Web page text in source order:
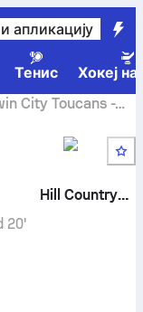
апликацију
Тенис
Хокеј
City Toucans-
Hill Country Lobos
20'